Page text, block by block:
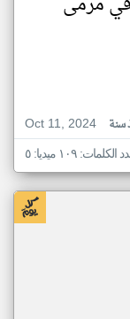
Oct 11, 2024
سنة
الكلمات: ١٠٩ ميديا: ٥